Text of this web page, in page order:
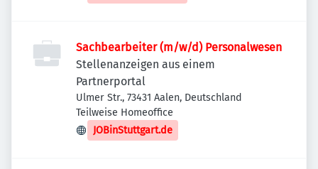
Sachbearbeiter (m/w/d) Personalwesen
Stellenanzeigen aus einem
Partnerportal
Ulmer Str., 73431 Aalen, Deutschland
Teilweise Homeoffice
JOBinStuttgart.de